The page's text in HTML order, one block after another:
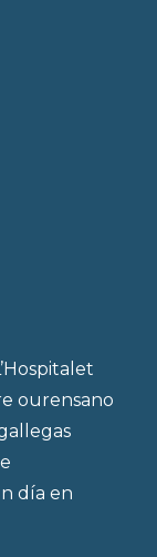
ourensano
día en